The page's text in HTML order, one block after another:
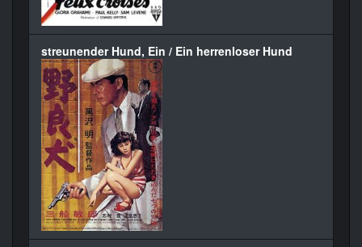
streunender Hund, Ein / Ein herrenloser Hund